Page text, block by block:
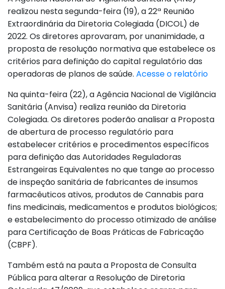
realizou nesta segunda-feira (19), a 22ª Reunião
Extraordinária da Diretoria Colegiada (DICOL) de
2022. Os diretores aprovaram, por unanimidade, a
proposta de resolução normativa que estabelece os
critérios para definição do capital regulatório das
operadoras de planos de saúde. Acesse o relatório
Na quinta-feira (22), a Agência Nacional de Vigilância
Sanitária (Anvisa) realiza reunião da Diretoria
Colegiada. Os diretores poderão analisar a Proposta
de abertura de processo regulatório para
estabelecer critérios e procedimentos específicos
para definição das Autoridades Reguladoras
Estrangeiras Equivalentes no que tange ao processo
de inspeção sanitária de fabricantes de insumos
farmacêuticos ativos, produtos de Cannabis para
fins medicinais, medicamentos e produtos biológicos;
e estabelecimento do processo otimizado de análise
para Certificação de Boas Práticas de Fabricação
(CBPF).
Também está na pauta a Proposta de Consulta
Pública para alterar a Resolução de Diretoria